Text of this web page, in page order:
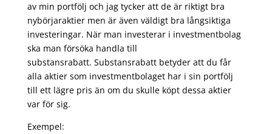
av min portfölj och jag tycker att de är riktigt bra
nybörjaraktier men är även väldigt bra långsiktiga
investeringar. När man investerar i investmentbolag
ska man försöka handla till
substansrabatt. Substansrabatt betyder att du får
alla aktier som investmentbolaget har i sin portfölj
till ett lägre pris än om du skulle köpt dessa aktier
var för sig.
Exempel: